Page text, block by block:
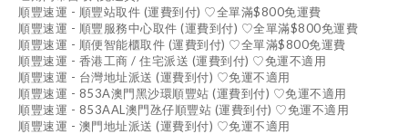
順豐速運 - 順豐站取件 (運費到付) ♡全單滿$800免運費
順豐速運 - 順豐服務中心取件 (運費到付) ♡全單滿$800免運費
順豐速運 - 順便智能櫃取件 (運費到付) ♡全單滿$800免運費
順豐速運 - 香港工商 / 住宅派送 (運費到付) ♡免運不適用
順豐速運 - 台灣地址派送 (運費到付) ♡免運不適用
順豐速運 - 853A澳門黑沙環順豐站 (運費到付) ♡免運不適用
順豐速運 - 853AAL澳門氹仔順豐站 (運費到付) ♡免運不適用
順豐速運 - 澳門地址派送 (運費到付) ♡免運不適用